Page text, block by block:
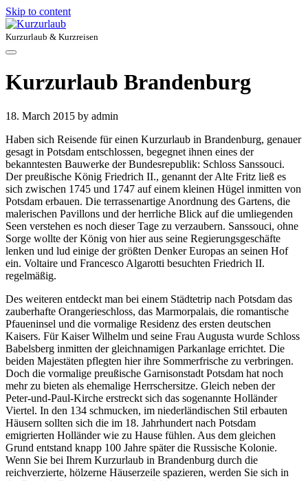
Skip to content
Kurzurlaub & Kurzreisen
Kurzurlaub Brandenburg
18. March 2015 by admin
Haben sich Reisende für einen Kurzurlaub in Brandenburg, genauer
gesagt in Potsdam entschlossen, begegnet ihnen eines der
bekanntesten Bauwerke der Bundesrepublik: Schloss Sanssouci.
Der preußische König Friedrich II., genannt der Alte Fritz ließ es
sich zwischen 1745 und 1747 auf einem kleinen Hügel inmitten von
Potsdam erbauen. Die terrassenartige Anordnung des Gartens, die
malerischen Pavillons und der herrliche Blick auf die umliegenden
Seen verstehen es noch dieser Tage zu verzaubern. Sanssouci, ohne
Sorge wollte der König von hier aus seine Regierungsgeschäfte
lenken und lud einige der größten Denker Europas an seinen Hof
ein. Voltaire und Francesco Algarotti besuchten Friedrich II.
regelmäßig.
Des weiteren entdeckt man bei einem Städtetrip nach Potsdam das
zauberhafte Orangerieschloss, das Marmorpalais, die romantische
Pfaueninsel und die vormalige Residenz des ersten deutschen
Kaisers. Für Kaiser Wilhelm und seine Frau Augusta wurde Schloss
Babelsberg inmitten der gleichnamigen Parkanlage errichtet. Die
beiden Majestäten pflegten hier ihre Sommerfrische zu verbringen.
Doch die vormalige preußische Garnisonstadt Potsdam hat noch
mehr zu bieten als ehemalige Herrschersitze. Gleich neben der
Peter-und-Paul-Kirche erstreckt sich das sogenannte Holländer
Viertel. In den 134 schmucken, im niederländischen Stil erbauten
Häusern sollten sich die im 18. Jahrhundert nach Potsdam
emigrierten Holländer wie zu Hause fühlen. Aus dem gleichen
Grund entstand knapp 100 Jahre später die Russische Kolonie.
Wenn Sie bei Ihrem Kurzurlaub in Brandenburg durch die
reichverzierte, hölzerne Häuserzeile spazieren, werden Sie sich in